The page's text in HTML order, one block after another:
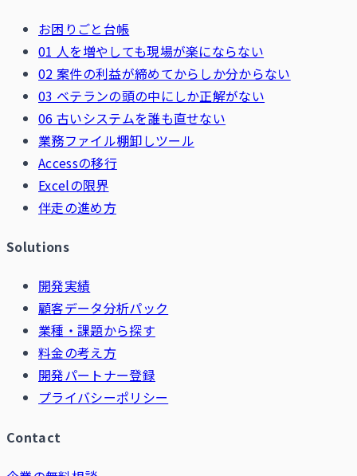
お困りごと台帳
01 人を増やしても現場が楽にならない
02 案件の利益が締めてからしか分からない
03 ベテランの頭の中にしか正解がない
06 古いシステムを誰も直せない
業務ファイル棚卸しツール
Accessの移行
Excelの限界
伴走の進め方
Solutions
開発実績
顧客データ分析パック
業種・課題から探す
料金の考え方
開発パートナー登録
プライバシーポリシー
Contact